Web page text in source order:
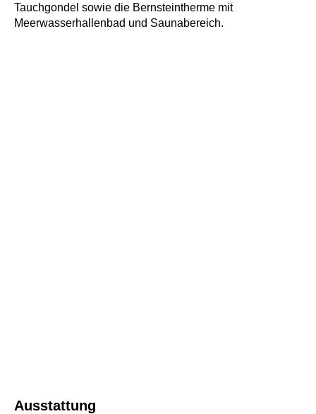
Tauchgondel sowie die Bernsteintherme mit
Meerwasserhallenbad und Saunabereich.
Ausstattung